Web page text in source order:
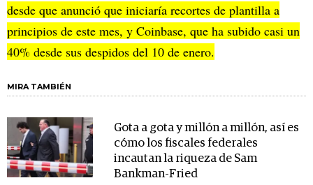
desde que anunció que iniciaría recortes de plantilla a
principios de este mes, y Coinbase, que ha subido casi un
40% desde sus despidos del 10 de enero.
MIRA TAMBIÉN
Gota a gota y millón a millón, así es
cómo los fiscales federales
incautan la riqueza de Sam
Bankman-Fried